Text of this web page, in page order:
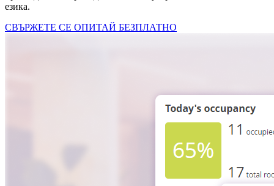
езика.
СВЪРЖЕТЕ СЕ ОПИТАЙ БЕЗПЛАТНО